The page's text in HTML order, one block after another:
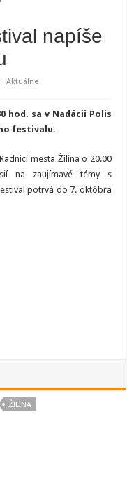
napíše
Aktuálne
hod. sa v Nadácii Polis
festivalu.
mesta Žilina o 20.00
na zaujímavé témy s
potrvá do 7. októbra
ŽILINA